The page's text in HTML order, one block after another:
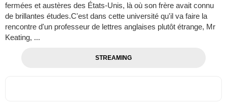
fermées et austères des États-Unis, là où son frère avait connu
de brillantes études.C'est dans cette université qu'il va faire la
rencontre d'un professeur de lettres anglaises plutôt étrange, Mr
Keating, ...
STREAMING